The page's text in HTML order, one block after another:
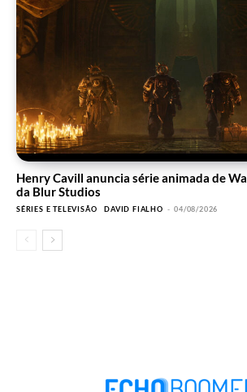
Henry Cavill anuncia série animada de
da Blur Studios
SÉRIES E TELEVISÃO DAVID FIALHO - 04/08/2026